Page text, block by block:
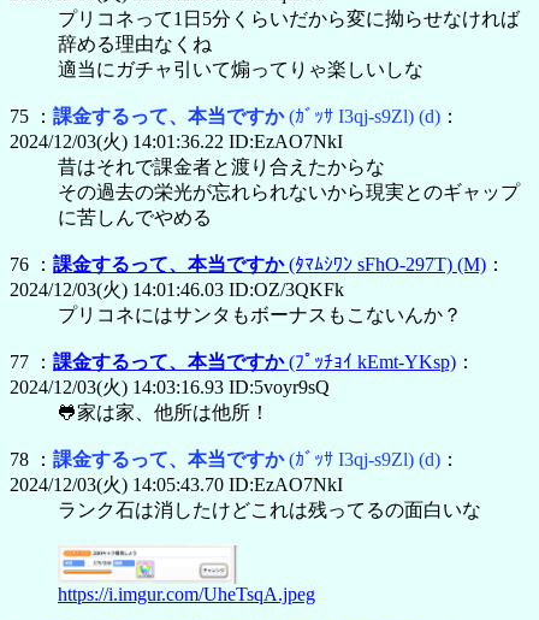
プリコネって1日5分くらいだから変に拗らせなければ
辞める理由なくね
適当にガチャ引いて煽ってりゃ楽しいしな
75 ： 課金するって、本当ですか(ｶﾞｯｻ I3qj-s9Zl) (d) ：
2024/12/03(火) 14:01:36.22 ID:EzAO7NkI
昔はそれで課金者と渡り合えたからな
その過去の栄光が忘れられないから現実とのギャップ
に苦しんでやめる
76 ： 課金するって、本当ですか(ﾀﾏﾑｼﾜﾝ sFhO-297T) (M) ：
2024/12/03(火) 14:01:46.03 ID:OZ/3QKFk
プリコネにはサンタもボーナスもこないんか？
77 ： 課金するって、本当ですか(ﾌﾟｯﾁｮｲ kEmt-YKsp) ：
2024/12/03(火) 14:03:16.93 ID:5voyr9sQ
🐸家は家、他所は他所！
78 ： 課金するって、本当ですか(ｶﾞｯｻ I3qj-s9Zl) (d) ：
2024/12/03(火) 14:05:43.70 ID:EzAO7NkI
ランク石は消したけどこれは残ってるの面白いな
https://i.imgur.com/UheTsqA.jpeg